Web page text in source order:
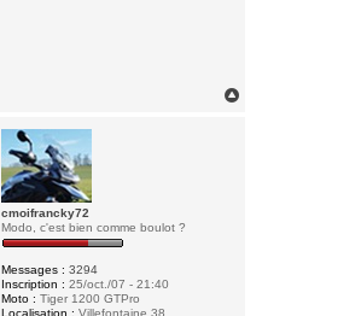
cmoifrancky72
Modo, c'est bien comme boulot ?
Messages : 3294
Inscription : 25/oct./07 - 21:40
Moto : Tiger 1200 GTPro
Localisation : Villefontaine 38